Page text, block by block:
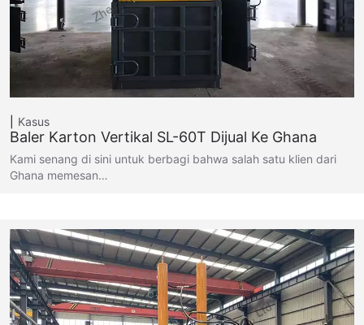
Kasus
Baler Karton Vertikal SL-60T Dijual Ke Ghana
Kami senang di sini untuk berbagi bahwa salah satu klien dari
Ghana memesan…